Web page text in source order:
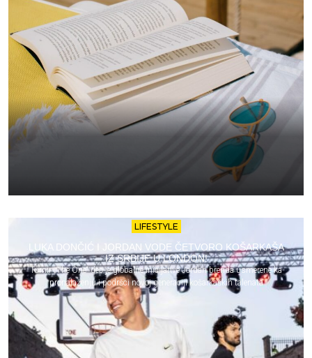
LIFESTYLE
LUKA DONČIĆ I JORDAN VODE ČETVORO KOŠARKAŠA
IZ SRBIJE U LONDON!
Turnir „The One“ deo je globalne inicijative Jordan brenda usmerene ka
pronalaženju i podršci novoj generaciji košarkaških talenata